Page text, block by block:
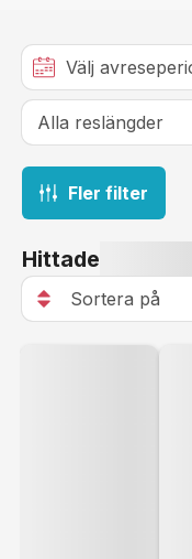
Fler filter
Hittade